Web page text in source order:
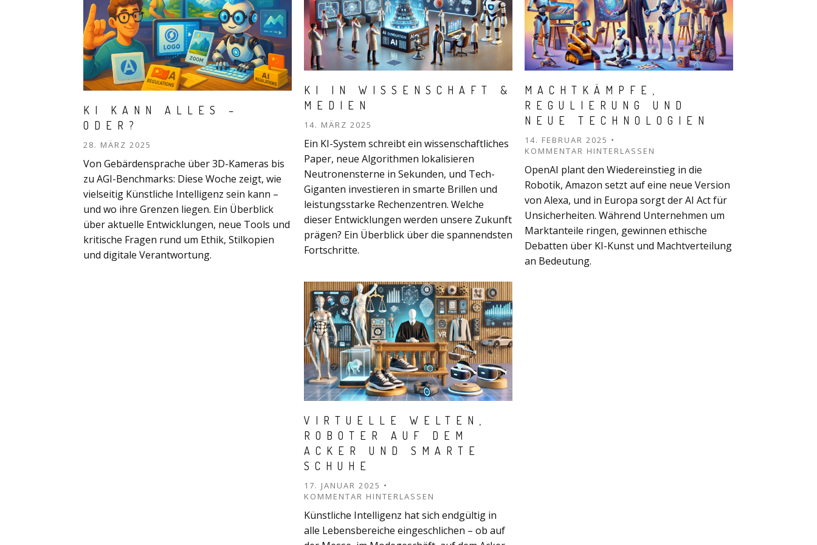
KI KANN ALLES –
ODER?
28. MÄRZ 2025
Von Gebärdensprache über 3D-Kameras bis
zu AGI-Benchmarks: Diese Woche zeigt, wie
vielseitig Künstliche Intelligenz sein kann –
und wo ihre Grenzen liegen. Ein Überblick
über aktuelle Entwicklungen, neue Tools und
kritische Fragen rund um Ethik, Stilkopien
und digitale Verantwortung.
KI IN WISSENSCHAFT &
MEDIEN
14. MÄRZ 2025
Ein KI-System schreibt ein wissenschaftliches
Paper, neue Algorithmen lokalisieren
Neutronensterne in Sekunden, und Tech-
Giganten investieren in smarte Brillen und
leistungsstarke Rechenzentren. Welche
dieser Entwicklungen werden unsere Zukunft
prägen? Ein Überblick über die spannendsten
Fortschritte.
MACHTKÄMPFE,
REGULIERUNG UND
NEUE TECHNOLOGIEN
14. FEBRUAR 2025
KOMMENTAR HINTERLASSEN
OpenAI plant den Wiedereinstieg in die
Robotik, Amazon setzt auf eine neue Version
von Alexa, und in Europa sorgt der AI Act für
Unsicherheiten. Während Unternehmen um
Marktanteile ringen, gewinnen ethische
Debatten über KI-Kunst und Machtverteilung
an Bedeutung.
VIRTUELLE WELTEN,
ROBOTER AUF DEM
ACKER UND SMARTE
SCHUHE
17. JANUAR 2025
KOMMENTAR HINTERLASSEN
Künstliche Intelligenz hat sich endgültig in
alle Lebensbereiche eingeschlichen – ob auf